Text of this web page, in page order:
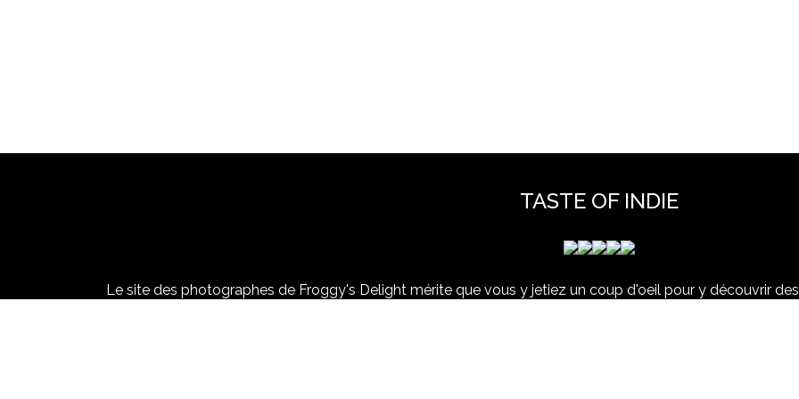
TASTE OF INDIE
Le site des photographes de Froggy's Delight mérite que vous y jetiez un coup d'oeil pour y découvrir